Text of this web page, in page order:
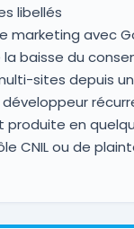
libellés
marketing avec
baisse du
sites depuis
produite en
CNIL ou de